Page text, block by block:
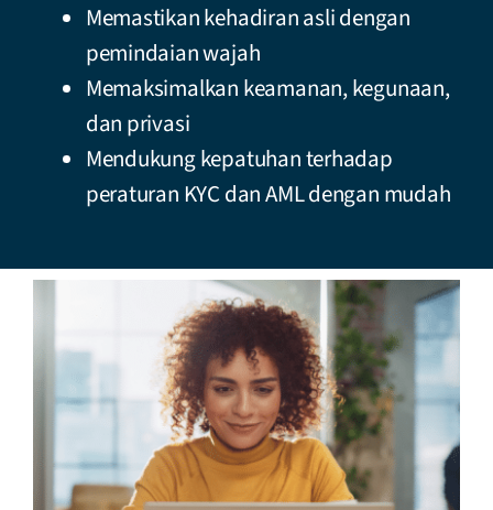
Memastikan kehadiran asli dengan
pemindaian wajah
Memaksimalkan keamanan, kegunaan,
dan privasi
Mendukung kepatuhan terhadap
peraturan KYC dan AML dengan mudah